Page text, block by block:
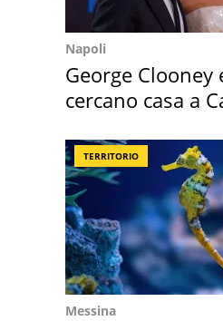
Napoli
George Clooney
cercano casa a
TERRITORIO
Messina